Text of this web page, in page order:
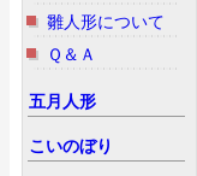
雛人形について
Ｑ＆Ａ
五月人形
こいのぼり